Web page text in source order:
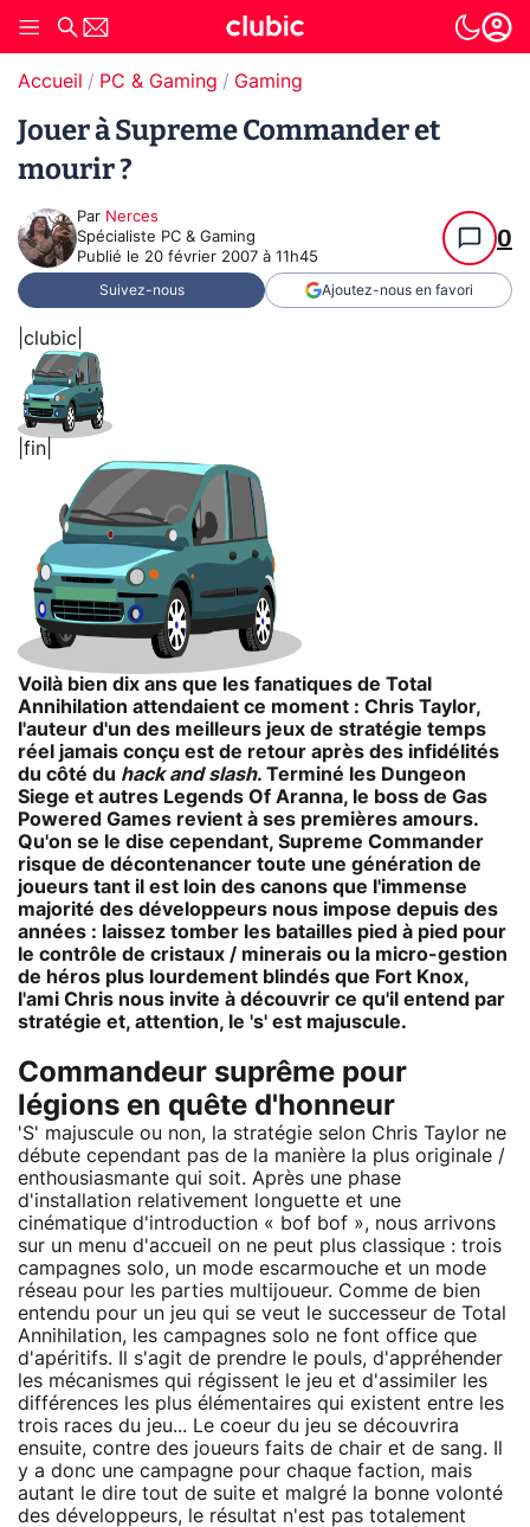
Accueil PC & Gaming Gaming
Jouer à Supreme Commander et
mourir ?
Par Nerces
Spécialiste PC & Gaming
Publié le 20 février 2007 à 11h45
0
Suivez-nous Ajoutez-nous en favori
|clubic|
|fin|
Voilà bien dix ans que les fanatiques de Total
Annihilation attendaient ce moment : Chris Taylor,
l'auteur d'un des meilleurs jeux de stratégie temps
réel jamais conçu est de retour après des infidélités
du côté du hack and slash. Terminé les Dungeon
Siege et autres Legends Of Aranna, le boss de Gas
Powered Games revient à ses premières amours.
Qu'on se le dise cependant, Supreme Commander
risque de décontenancer toute une génération de
joueurs tant il est loin des canons que l'immense
majorité des développeurs nous impose depuis des
années : laissez tomber les batailles pied à pied pour
le contrôle de cristaux / minerais ou la micro-gestion
de héros plus lourdement blindés que Fort Knox,
l'ami Chris nous invite à découvrir ce qu'il entend par
stratégie et, attention, le 's' est majuscule.
Commandeur suprême pour
légions en quête d'honneur
'S' majuscule ou non, la stratégie selon Chris Taylor ne
débute cependant pas de la manière la plus originale /
enthousiasmante qui soit. Après une phase
d'installation relativement longuette et une
cinématique d'introduction « bof bof », nous arrivons
sur un menu d'accueil on ne peut plus classique : trois
campagnes solo, un mode escarmouche et un mode
réseau pour les parties multijoueur. Comme de bien
entendu pour un jeu qui se veut le successeur de Total
Annihilation, les campagnes solo ne font office que
d'apéritifs. Il s'agit de prendre le pouls, d'appréhender
les mécanismes qui régissent le jeu et d'assimiler les
différences les plus élémentaires qui existent entre les
trois races du jeu... Le coeur du jeu se découvrira
ensuite, contre des joueurs faits de chair et de sang. Il
y a donc une campagne pour chaque faction, mais
autant le dire tout de suite et malgré la bonne volonté
des développeurs, le résultat n'est pas totalement